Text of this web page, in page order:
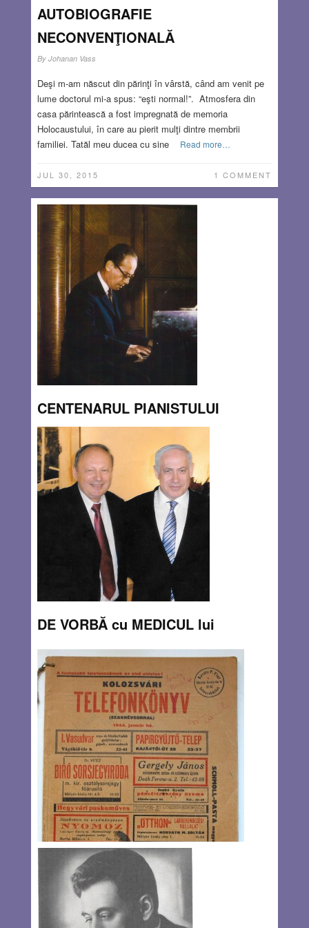
AUTOBIOGRAFIE
NECONVENŢIONALĂ
By Johanan Vass
Deşi m-am născut din părinţi în vârstă, când am venit pe
lume doctorul mi-a spus: “eşti normal!”. Atmosfera din
casa părintească a fost impregnată de memoria
Holocaustului, în care au pierit mulţi dintre membrii
familiei. Tatăl meu ducea cu sine
Read more…
JUL 30, 2015 1 COMMENT
CENTENARUL PIANISTULUI
GHEORGHE (GYÖRGY) HALMOS
ByJohanan Vass
Zilele trecute, cotrobăind printre vechile discuri, am găsit
un disc Electrecord al pianistului Gheorghe Halmos: Piese
mici de compozitori mari. Pe disc o dedicație din luna
august 1966: “Lui Vass János cu multă prietenie, Halmos
György”. Născut la Oradea exact
Read more…
DE VORBĂ cu MEDICUL lui
BENJAMIN NETANYAHU
ByJohanan Vass
Fostul student la Universitatea de Medicină şi Farmacie
din Cluj de la sfârşitul anilor ’60 şi începutul anilor ’70 este
astăzi medicul personal al primului ministru israelian,
Benjamin Netanyahu şi Consul onorific al României în
Israel. Zwika, cum îl numim
Read more…
JUL 2, 2015 2 COMMENTS